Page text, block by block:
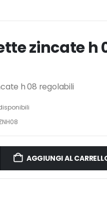
zincate h
h 08 regolabili
AGGIUNGI AL